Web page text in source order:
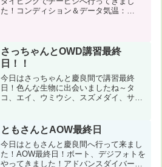
た！コンディション＆データ気温：
り：なし 透明度2...
さっちゃんとOWD講習最終
日！！
今日はさっちゃんと慶良間で講習最終
日！色んな生物に出会いましたね～タ
コ、エイ、ウミウシ、スズメダイ、サ
温：30℃ スーツ：ウエットスーツ 担
当スタッフ：稲津優樹１本目：黒島...
ともさんとAOW最終日
今日はともさんと慶良間へ行って来まし
た！AOW最終日！ボート、デジフォトを
やってきました！アドバンスダイバーに